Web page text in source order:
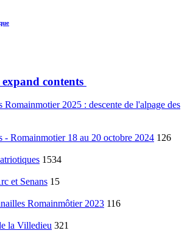
contents
Romainmotier 2025 : descente de l'alpage des
- Romainmotier 18 au 20 octobre 2024 126
1534
et Senans 15
Romainmôtier 2023 116
la Villedieu 321